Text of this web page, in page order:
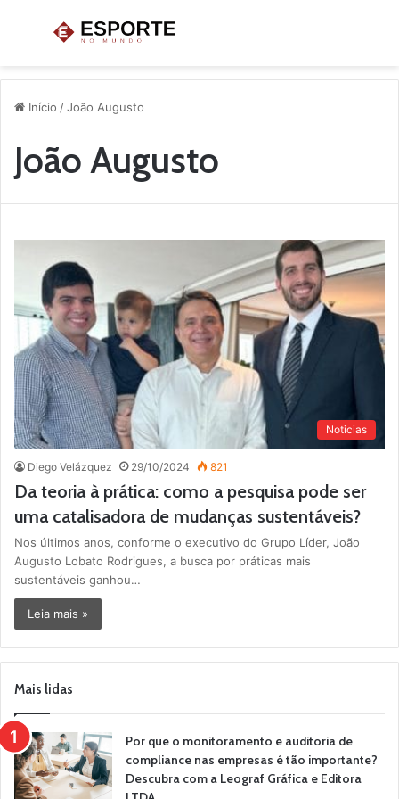
Menu
Início /João Augusto
João Augusto
Noticias
Diego Velázquez 29/10/2024 821
Da teoria à prática: como a pesquisa pode ser
uma catalisadora de mudanças sustentáveis?
Nos últimos anos, conforme o executivo do Grupo Líder, João
Augusto Lobato Rodrigues, a busca por práticas mais
sustentáveis ganhou…
Leia mais »
Mais lidas
Por que o monitoramento e auditoria de
compliance nas empresas é tão importante?
Descubra com a Leograf Gráfica e Editora